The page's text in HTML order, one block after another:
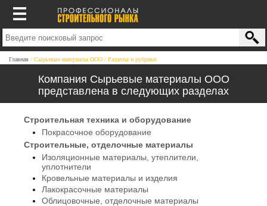
Главная Сырьевые материалы ООО Разделы и рубрики
Компания Сырьевые материалы ООО
представлена в следующих разделах
Строительная техника и оборудование
Покрасочное оборудование
Строительные, отделочные материалы
Изоляционные материалы, утеплители,
уплотнители
Кровельные материалы и изделия
Лакокрасочные материалы
Облицовочные, отделочные материалы